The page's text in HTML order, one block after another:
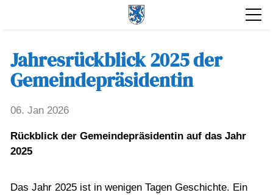
Jahresrückblick 2025 der
Gemeindepräsidentin
06. Jan 2026
Rückblick der Gemeindepräsidentin auf das Jahr
2025
Das Jahr 2025 ist in wenigen Tagen Geschichte. Ein